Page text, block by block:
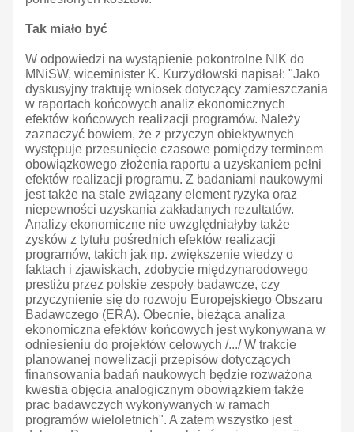
Tak miało być
W odpowiedzi na wystąpienie pokontrolne NIK do
MNiSW, wiceminister K. Kurzydłowski napisał: "Jako
dyskusyjny traktuję wniosek dotyczący zamieszczania
w raportach końcowych analiz ekonomicznych
efektów końcowych realizacji programów. Należy
zaznaczyć bowiem, że z przyczyn obiektywnych
występuje przesunięcie czasowe pomiędzy terminem
obowiązkowego złożenia raportu a uzyskaniem pełni
efektów realizacji programu. Z badaniami naukowymi
jest także na stale związany element ryzyka oraz
niepewności uzyskania zakładanych rezultatów.
Analizy ekonomiczne nie uwzględniałyby także
zysków z tytułu pośrednich efektów realizacji
programów, takich jak np. zwiększenie wiedzy o
faktach i zjawiskach, zdobycie międzynarodowego
prestiżu przez polskie zespoły badawcze, czy
przyczynienie się do rozwoju Europejskiego Obszaru
Badawczego (ERA). Obecnie, bieżąca analiza
ekonomiczna efektów końcowych jest wykonywana w
odniesieniu do projektów celowych /.../ W trakcie
planowanej nowelizacji przepisów dotyczących
finansowania badań naukowych będzie rozważona
kwestia objęcia analogicznym obowiązkiem także
prac badawczych wykonywanych w ramach
programów wieloletnich". A zatem wszystko jest